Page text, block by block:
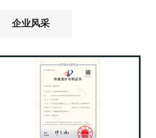
企业风采